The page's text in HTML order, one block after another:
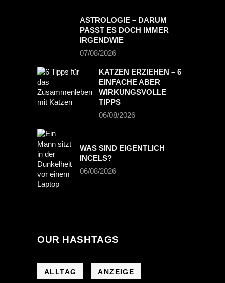
ASTROLOGIE – DARUM
PASST ES DOCH IMMER
IRGENDWIE
07/08/2026
KATZEN ERZIEHEN – 6
EINFACHE ABER
WIRKUNGSVOLLE
TIPPS
06/08/2026
WAS SIND EIGENTLICH
INCELS?
06/08/2026
OUR HASHTAGS
ALLTAG ANZEIGE